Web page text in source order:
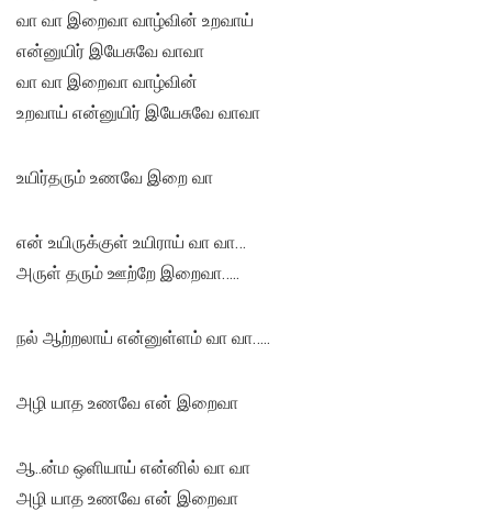
வா வா இறைவா வாழ்வின் உறவாய்
என்னுயிர் இயேசுவே வாவா
வா வா இறைவா வாழ்வின்
உறவாய் என்னுயிர் இயேசுவே வாவா
உயிர்தரும் உணவே இறை வா
என் உயிருக்குள் உயிராய் வா வா…
அருள் தரும் ஊற்றே இறைவா…..
நல் ஆற்றலாய் என்னுள்ளம் வா வா…..
அழி யாத உணவே என் இறைவா
ஆ..ன்ம ஒளியாய் என்னில் வா வா
அழி யாத உணவே என் இறைவா